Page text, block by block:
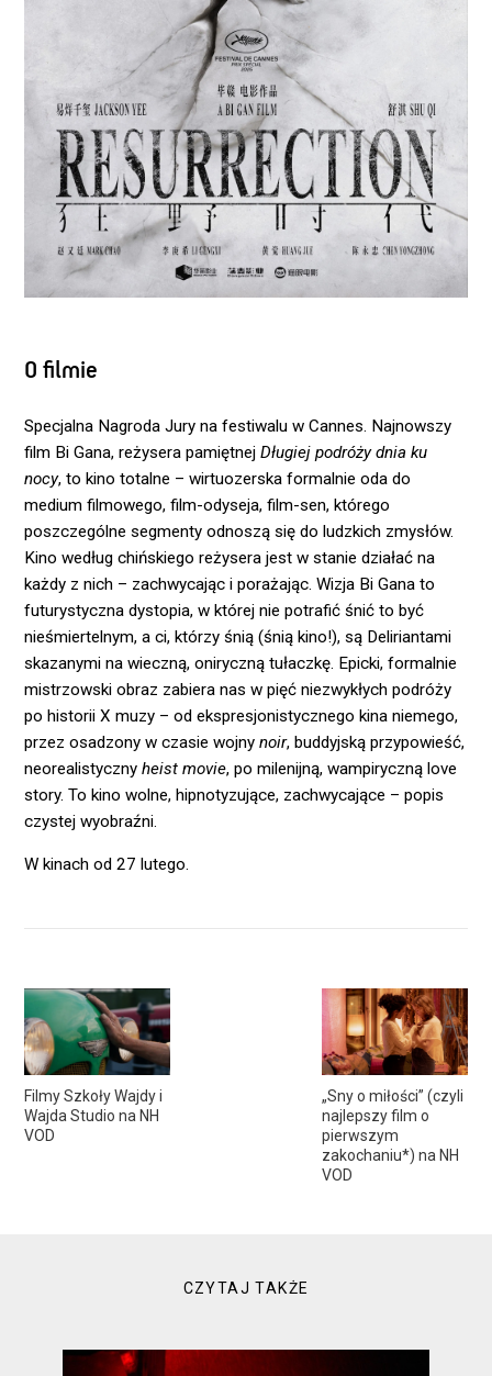
Filmy Szkoły Wajdy i
Wajda Studio na NH
VOD
„Sny o miłości” (czyli
najlepszy film o
pierwszym
zakochaniu*) na NH
VOD
O filmie
Specjalna Nagroda Jury na festiwalu w Cannes. Najnowszy
film Bi Gana, reżysera pamiętnejDługiej podróży dnia ku
nocy, to kino totalne – wirtuozerska formalnie oda do
medium filmowego, film-odyseja, film-sen, którego
poszczególne segmenty odnoszą się do ludzkich zmysłów.
Kino według chińskiego reżysera jest w stanie działać na
każdy z nich – zachwycając i porażając. Wizja Bi Gana to
futurystyczna dystopia, w której nie potrafić śnić to być
nieśmiertelnym, a ci, którzy śnią (śnią kino!), są Deliriantami
skazanymi na wieczną, oniryczną tułaczkę. Epicki, formalnie
mistrzowski obraz zabiera nas w pięć niezwykłych podróży
po historii X muzy – od ekspresjonistycznego kina niemego,
przez osadzony w czasie wojnynoir, buddyjską przypowieść,
neorealistycznyheist movie, po milenijną, wampiryczną love
story. To kino wolne, hipnotyzujące, zachwycające – popis
czystej wyobraźni.
W kinach od 27 lutego.
CZYTAJ TAKŻE